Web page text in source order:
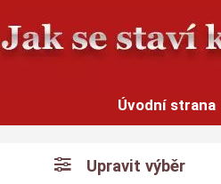
Úvodní strana
Upravit výběr